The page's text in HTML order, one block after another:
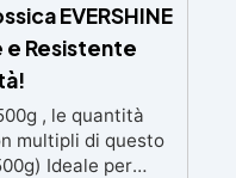
EVERSHINE
e Resistente
, le quantità
multipli di questo
Ideale per